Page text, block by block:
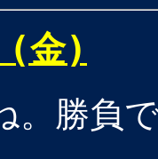
金)
。勝負